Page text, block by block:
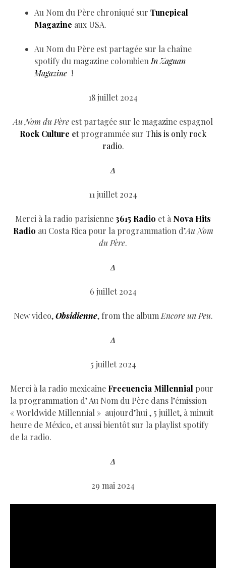
Au Nom du Père chroniqué sur Tunepical
Magazine aux USA.
Au Nom du Père est partagée sur la chaîne
spotify du magazine colombien In Zaguan
Magazine !
18 juillet 2024
Au Nom du Père est partagée sur le magazine espagnol
Rock Culture etprogrammée sur This is only rock
radio.
Δ
11 juillet 2024
Merci à la radio parisienne3615 Radio et à Nova Hits
Radio au Costa Rica pour la programmation d’Au Nom
du Père.
Δ
6 juillet 2024
New video,Obsidienne, from the album Encore un Peu.
Δ
5 juillet 2024
Merci à la radio mexicaine Frecuencia Millennial pour
la programmation d’ Au Nom du Père dans l’émission
« Worldwide Millennial » aujourd’hui , 5 juillet, à minuit
heure de México, et aussi bientôt sur la playlist spotify
de la radio.
Δ
29 mai 2024